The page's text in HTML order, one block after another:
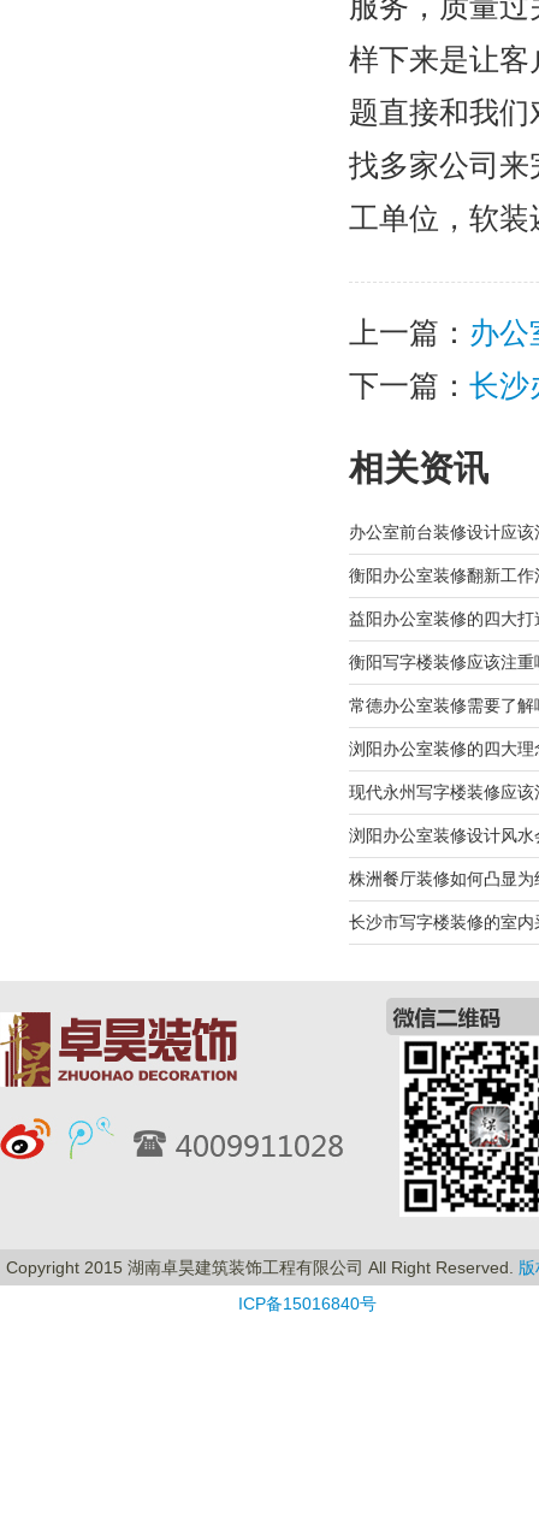
服务，质量
样下来是让
题直接和我
找多家公司
工单位，软
上一篇： 办公
下一篇： 长沙
相关资讯
办公室前台装修设计应该
衡阳办公室装修翻新工作
益阳办公室装修的四大打
衡阳写字楼装修应该注重
常德办公室装修需要了解
浏阳办公室装修的四大理
现代永州写字楼装修应该
浏阳办公室装修设计风水
株洲餐厅装修如何凸显为
长沙市写字楼装修的室内
Copyright 2015 湖南卓昊建筑装饰工程有限公司 All Right Reserved.
ICP备15016840号